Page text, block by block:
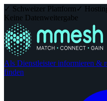
✓ Schweizer Plattform ✓
Keine Datenweitergabe
Als Dienstleister informieren &
finden